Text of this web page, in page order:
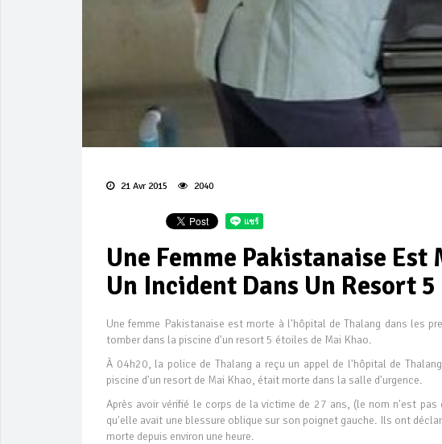
21 Avr 2015 2040
Une Femme Pakistanaise
Un Incident Dans Un Resort
Une femme Pakistanaise est morte à l'hôpital de Thalang dans les
tomber dans la piscine d'un resort 5 étoiles de Mai Khao.
À 04h20, la police de Thalang a reçu un appel de l'hôpital de
piscine d'un resort de Mai Khao, était morte dans la salle d'urgence.
Après avoir vérifié le corps de la victime de 27 ans, (le nom n'est
qu'elle avait une blessure oblique sur son poignet gauche. Ils ont
morte depuis environ une heure.